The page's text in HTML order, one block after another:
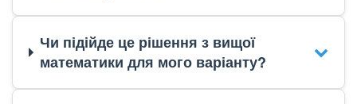
Чи підійде це рішення з вищої
математики для мого варіанту?